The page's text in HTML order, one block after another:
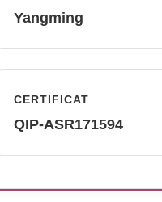
Yangming
CERTIFICAT
QIP-ASR171594